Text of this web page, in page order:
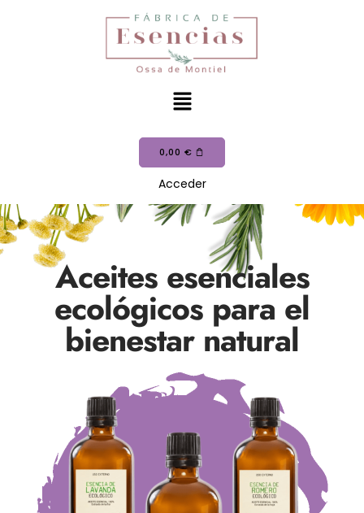
0,00 €
Acceder
Aceites esenciales
ecológicos para el
bienestar natural